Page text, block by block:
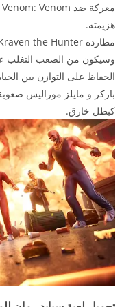
هزيمته.
وسيكون من الصعب التغلب
الحفاظ على التوازن بين
باركر و مايلز موراليس
كبطل خارق.